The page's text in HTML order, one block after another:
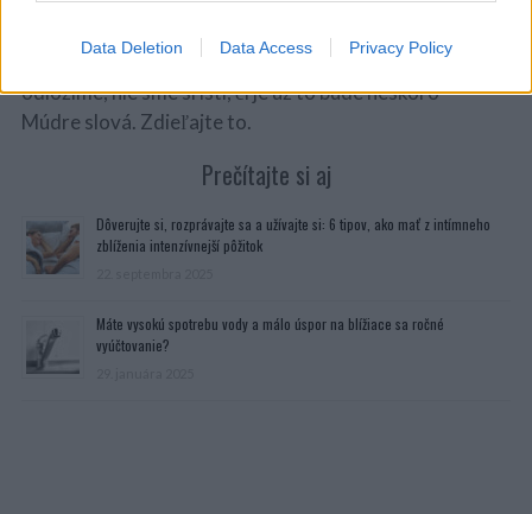
Data Deletion Data Access Privacy Policy
Vážme si našich blízkych a nechajte ich vedieť, čo pre
nás znamenajú, pokiaľ ešte máte šancu. Ak ju neskôr
odložíme, nie sme si istí, či je už to bude neskoro
Múdre slová. Zdieľajte to.
Prečítajte si aj
Dôverujte si, rozprávajte sa a užívajte si: 6 tipov, ako mať z intímneho
zblíženia intenzívnejší pôžitok
Máte vysokú spotrebu vody a málo úspor na blížiace sa ročné
vyúčtovanie?